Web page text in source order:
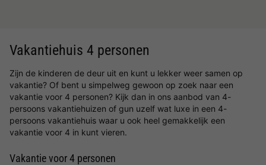
Vakantiehuis 4 personen
Zijn de kinderen de deur uit en kunt u lekker weer samen op
vakantie? Of bent u simpelweg gewoon op zoek naar een
vakantie voor 4 personen? Kijk dan in ons aanbod van 4-
persoons vakantiehuizen of gun uzelf wat luxe in een 4-
persoons vakantiehuis waar u ook heel gemakkelijk een
vakantie voor 4 in kunt vieren.
Vakantie voor 4 personen